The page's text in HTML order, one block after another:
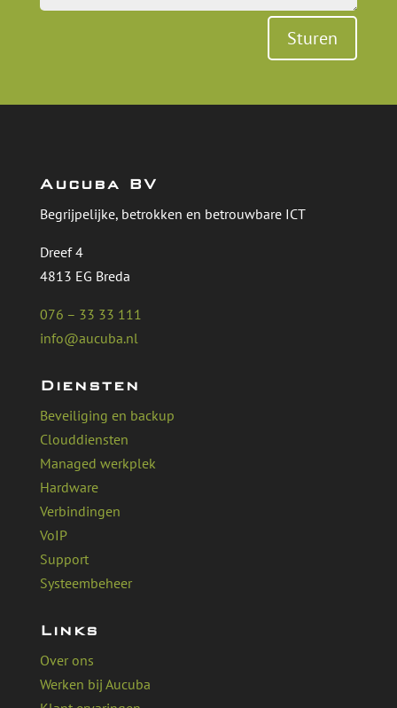
Sturen
Aucuba BV
Begrijpelijke, betrokken en betrouwbare ICT
Dreef 4
4813 EG Breda
076 – 33 33 111
info@aucuba.nl
Diensten
Beveiliging en backup
Clouddiensten
Managed werkplek
Hardware
Verbindingen
VoIP
Support
Systeembeheer
Links
Over ons
Werken bij Aucuba